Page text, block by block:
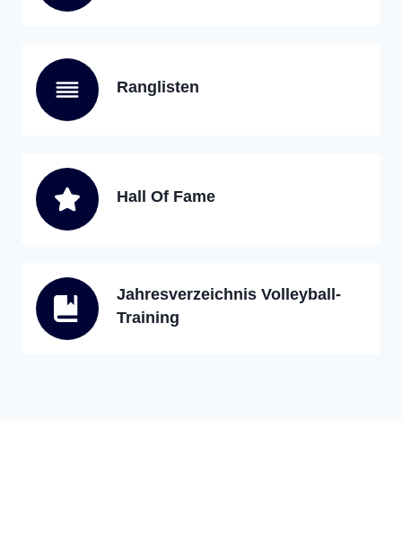
Ranglisten
Hall Of Fame
Jahresverzeichnis Volleyball-
Training